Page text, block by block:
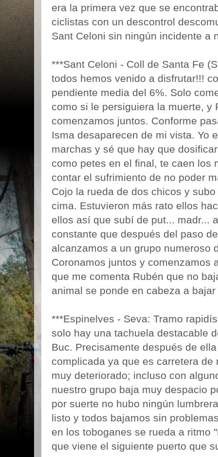
era la primera vez que se
ciclistas con un descontrol
Sant Celoni sin ningún incidente a
***Sant Celoni - Coll de Santa Fe
todos hemos venido a disfrutar!!!
pendiente media del 6%. Solo
como si le persiguiera la muerte, y
comenzamos juntos. Conforme
Isma desaparecen de mi vista. Yo
marchas y sé que hay que
como petes en el final, te caen los
contar el sufrimiento de no poder
Cojo la rueda de dos chicos y
cima. Estuvieron más rato ellos
ellos así que subí de put... madr...
constante que después del paso
alcanzamos a un grupo numeroso
Coronamos juntos y comenzamos
que me comenta Rubén que no
animal se ponde en cabeza a
***Espinelves - Seva: Tramo
solo hay una tachuela destacable
Buc. Precisamente después de
complicada ya que es carretera
muy deteriorado; incluso con
nuestro grupo baja muy despacio
por suerte no hubo ningún
listo y todos bajamos sin
en los toboganes se rueda a ritmo
que viene el siguiente puerto que